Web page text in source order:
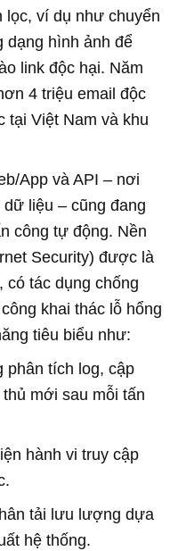
lọc, ví dụ như chuyển
dạng hình ảnh để
link độc hại. Năm
4 triệu email độc
tại Việt Nam và khu
App và API – nơi
liệu – cũng đang
công tự động. Nền
Security) được là
tác dụng chống
khai thác lỗ hổng
tiêu biểu như:
phân tích log, cập
mới sau mỗi tấn
hành vi truy cập
tải lưu lượng dựa
hệ thống.